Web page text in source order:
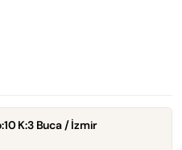
K:3 Buca / İzmir